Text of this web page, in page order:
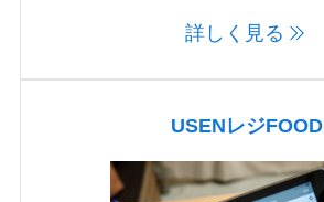
詳しく見る
USENレジFOOD